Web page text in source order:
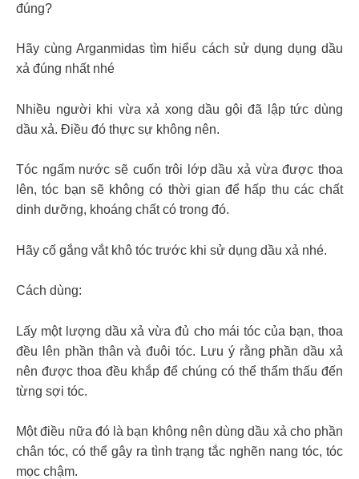
đúng?
Hãy cùng Arganmidas tìm hiểu cách sử dụng dụng dầu
xả đúng nhất nhé
Nhiều người khi vừa xả xong dầu gội đã lập tức dùng
dầu xả. Điều đó thực sự không nên.
Tóc ngấm nước sẽ cuốn trôi lớp dầu xả vừa được thoa
lên, tóc bạn sẽ không có thời gian để hấp thu các chất
dinh dưỡng, khoáng chất có trong đó.
Hãy cố gắng vắt khô tóc trước khi sử dụng dầu xả nhé.
Cách dùng:
Lấy một lượng dầu xả vừa đủ cho mái tóc của bạn, thoa
đều lên phần thân và đuôi tóc. Lưu ý rằng phần dầu xả
nên được thoa đều khắp để chúng có thể thẩm thấu đến
từng sợi tóc.
Một điều nữa đó là bạn không nên dùng dầu xả cho phần
chân tóc, có thể gây ra tình trạng tắc nghẽn nang tóc, tóc
mọc chậm.